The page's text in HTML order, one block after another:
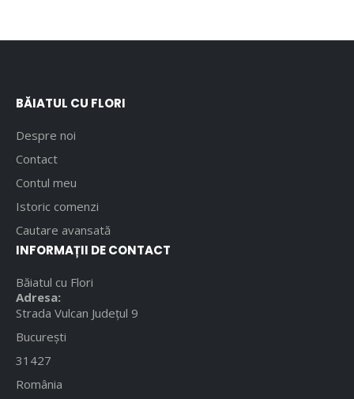
BĂIATUL CU FLORI
Despre noi
Contact
Contul meu
Istoric comenzi
Cautare avansată
INFORMAȚII DE CONTACT
Băiatul cu Flori
Adresa:
Strada Vulcan Județul 9
București
31427
România